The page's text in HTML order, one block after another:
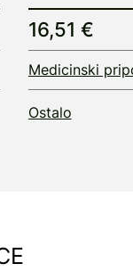
16,51 €
Medicinski
Ostalo